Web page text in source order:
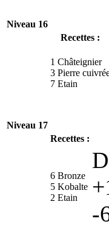
Niveau 16
Recettes :
1 Châteignier
3 Pierre
7 Etain
Niveau 17
Recettes :
6 Bronze
5 Kobalte
2 Etain
-